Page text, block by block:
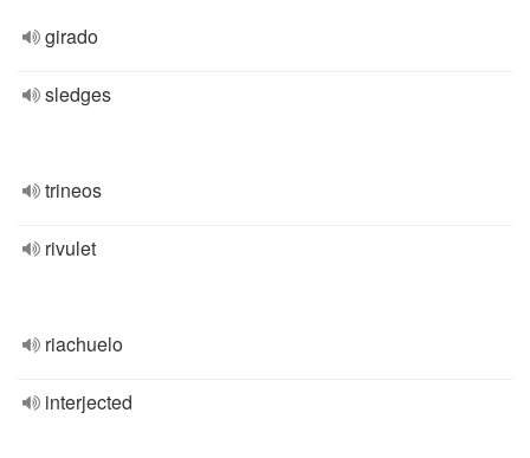
girado
sledges
trineos
rivulet
riachuelo
interjected